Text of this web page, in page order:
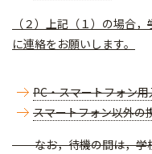
（２）上記（１）の場合，
に連絡をお願いします。
PC・スマートフォン
スマートフォン以外の
なお，待機の間は，学校